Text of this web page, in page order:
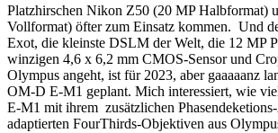
Platzhirschen Nikon Z50 (20 MP Halbformat)
Vollformat) öfter zum Einsatz kommen. Und
Exot, die kleinste DSLM der Welt, die 12 MP
winzigen 4,6 x 6,2 mm CMOS-Sensor und
Olympus angeht, ist für 2023, aber gaaaaanz
OM-D E-M1 geplant. Mich interessiert, wie
E-M1 mit ihrem zusätzlichen
adaptierten FourThirds-Objektiven aus